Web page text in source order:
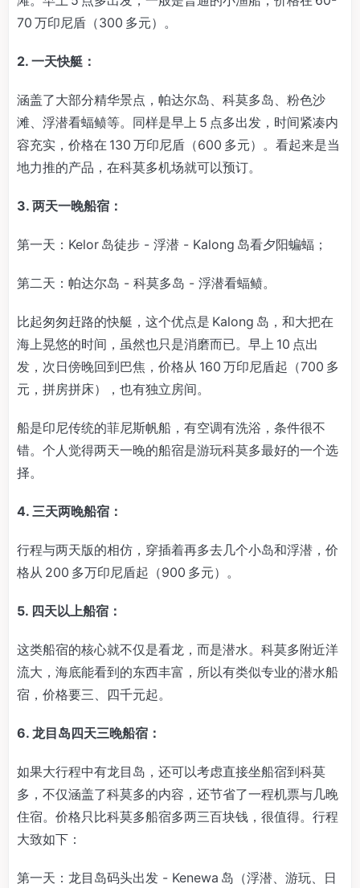
70 万印尼盾（300 多元）。
2. 一天快艇：
涵盖了大部分精华景点，帕达尔岛、科莫多岛、粉色沙
滩、浮潜看蝠鲼等。同样是早上 5 点多出发，时间紧凑内
容充实，价格在 130 万印尼盾（600 多元）。看起来是当
地力推的产品，在科莫多机场就可以预订。
3. 两天一晚船宿：
第一天：Kelor 岛徒步 - 浮潜 - Kalong 岛看夕阳蝙蝠；
第二天：帕达尔岛 - 科莫多岛 - 浮潜看蝠鲼。
比起匆匆赶路的快艇，这个优点是 Kalong 岛，和大把在
海上晃悠的时间，虽然也只是消磨而已。早上 10 点出
发，次日傍晚回到巴焦，价格从 160 万印尼盾起（700 多
元，拼房拼床），也有独立房间。
船是印尼传统的菲尼斯帆船，有空调有洗浴，条件很不
错。个人觉得两天一晚的船宿是游玩科莫多最好的一个选
择。
4. 三天两晚船宿：
行程与两天版的相仿，穿插着再多去几个小岛和浮潜，价
格从 200 多万印尼盾起（900 多元）。
5. 四天以上船宿：
这类船宿的核心就不仅是看龙，而是潜水。科莫多附近洋
流大，海底能看到的东西丰富，所以有类似专业的潜水船
宿，价格要三、四千元起。
6. 龙目岛四天三晚船宿：
如果大行程中有龙目岛，还可以考虑直接坐船宿到科莫
多，不仅涵盖了科莫多的内容，还节省了一程机票与几晚
住宿。价格只比科莫多船宿多两三百块钱，很值得。行程
大致如下：
第一天：龙目岛码头出发 - Kenewa 岛（浮潜、游玩、日